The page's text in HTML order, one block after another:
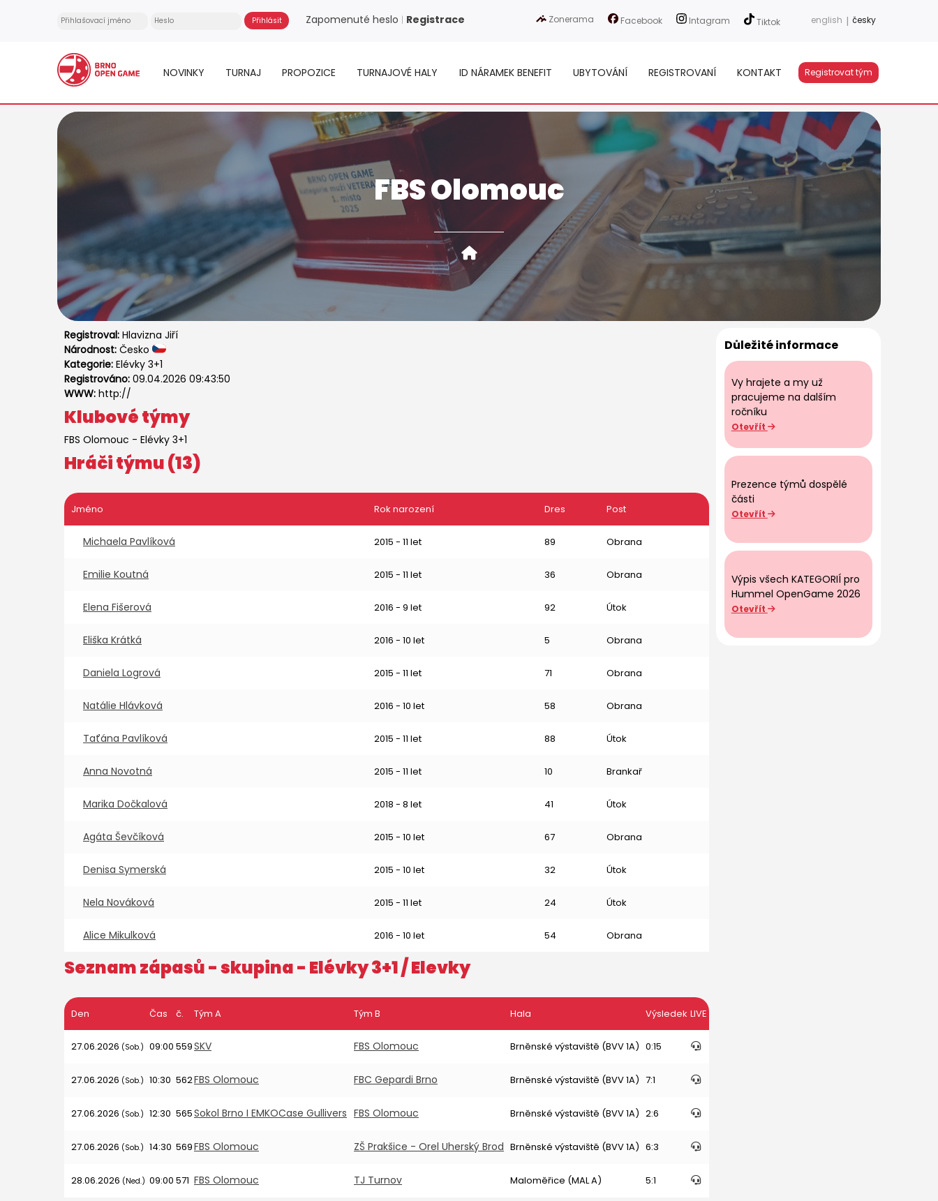
Zapomenuté heslo | Registrace Zonerama Facebook Intagram Tiktok english | česky
NOVINKY TURNAJ PROPOZICE TURNAJOVÉ HALY ID NÁRAMEK BENEFIT UBYTOVÁNÍ REGISTROVANÍ KONTAKT Registrovat tým
FBS Olomouc
Registroval: Hlavizna Jiří
Národnost: Česko
Kategorie: Elévky 3+1
Registrováno: 09.04.2026 09:43:50
WWW: http://
Klubové týmy
FBS Olomouc - Elévky 3+1
Hráči týmu (13)
Jméno Rok narození Dres Post
Michaela Pavlíková 2015 - 11 let 89 Obrana
Emilie Koutná 2015 - 11 let 36 Obrana
Elena Fišerová 2016 - 9 let 92 Útok
Eliška Krátká 2016 - 10 let 5 Obrana
Daniela Logrová 2015 - 11 let 71 Obrana
Natálie Hlávková 2016 - 10 let 58 Obrana
Taťána Pavlíková 2015 - 11 let 88 Útok
Anna Novotná 2015 - 11 let 10 Brankař
Marika Dočkalová 2018 - 8 let 41 Útok
Agáta Ševčíková 2015 - 10 let 67 Obrana
Denisa Symerská 2015 - 10 let 32 Útok
Nela Nováková 2015 - 11 let 24 Útok
Alice Mikulková 2016 - 10 let 54 Obrana
Seznam zápasů - skupina - Elévky 3+1/ Elevky
Den Čas č. Tým A Tým B Hala Výsledek LIVE
27.06.2026 (Sob.) 09:00 559SKV FBS Olomouc Brněnské výstaviště (BVV 1A) 0:15
27.06.2026 (Sob.) 10:30 562FBS Olomouc FBC Gepardi Brno Brněnské výstaviště (BVV 1A) 7:1
27.06.2026 (Sob.) 12:30 565Sokol Brno I EMKOCase Gullivers FBS Olomouc Brněnské výstaviště (BVV 1A) 2:6
27.06.2026 (Sob.) 14:30 569FBS Olomouc ZŠ Prakšice - Orel Uherský Brod Brněnské výstaviště (BVV 1A) 6:3
28.06.2026 (Ned.) 09:00 571 FBS Olomouc TJ Turnov Maloměřice (MAL A) 5:1
Důležité informace
Vy hrajete a my už
pracujeme na dalším
ročníku
Otevřít
Prezence týmů dospělé
části
Otevřít
Výpis všech KATEGORIÍ pro
Hummel OpenGame 2026
Otevřít